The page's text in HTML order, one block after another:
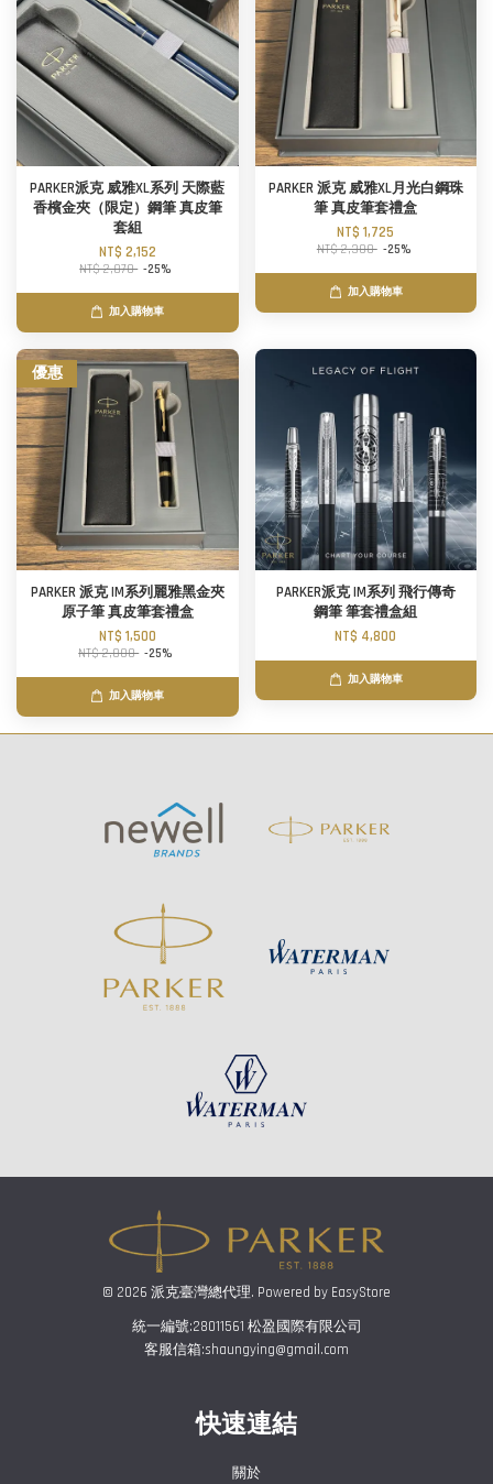
PARKER派克 威雅XL系列 天際藍
香檳金夾（限定）鋼筆 真皮筆
套組
NT$ 2,152
NT$ 2,870 -25%
加入購物車
PARKER 派克 威雅XL月光白鋼珠
筆 真皮筆套禮盒
NT$ 1,725
NT$ 2,300 -25%
加入購物車
優惠
PARKER 派克 IM系列麗雅黑金夾
原子筆 真皮筆套禮盒
NT$ 1,500
NT$ 2,000 -25%
加入購物車
PARKER派克 IM系列 飛行傳奇
鋼筆 筆套禮盒組
NT$ 4,800
加入購物車
© 2026 派克臺灣總代理. Powered by EasyStore
統一編號:28011561 松盈國際有限公司
客服信箱:shaungying@gmail.com
快速連結
關於